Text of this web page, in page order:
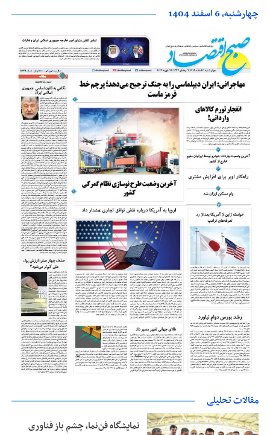
چهارشنبه، 6 اسفند 1404
مقالات تحلیلی
نمایشگاه فن‌نما، چشم باز فناوری